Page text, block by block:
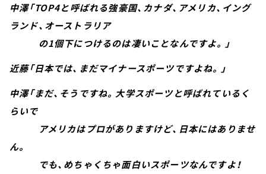
中澤「TOP4と呼ばれる強豪国、カナダ、アメリカ、イング
ランド、オーストラリア
の1個下につけるのは凄いことなんですよ。」
近藤「日本では、まだマイナースポーツですよね。」
中澤「まだ、そうですね。大学スポーツと呼ばれているく
らいで
アメリカはプロがありますけど、日本にはありませ
ん。
でも、めちゃくちゃ面白いスポーツなんですよ！